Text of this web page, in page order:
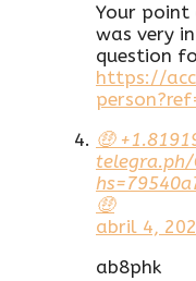
Your point
was very
question
https://
🤑
🤑
abril 4,
ab8phk